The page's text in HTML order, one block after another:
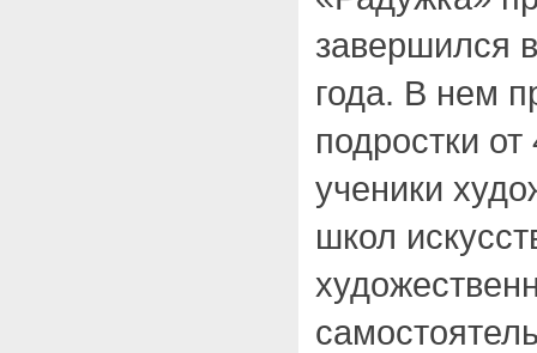
завершился
года. В нем
подростки
ученики
школ